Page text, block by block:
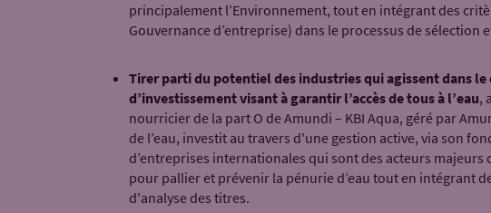
principalement l’Environnement, tout en intégrant des
Gouvernance d’entreprise) dans le processus de sélection
Tirer parti du potentiel des industries qui agissent dans
d’investissement visant à garantir l’accès de tous à l’eau,
nourricier de la part O de Amundi – KBI Aqua, géré par
de l’eau, investit au travers d'une gestion active, via son
d’entreprises internationales qui sont des acteurs majeurs
pour pallier et prévenir la pénurie d’eau tout en intégrant
d'analyse des titres.